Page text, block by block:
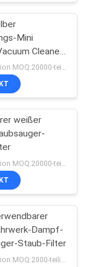
Mini
Cleaner
by Negotiation MOQ:20000-teilig/Stücke
weißer
by Negotiation MOQ:20000-teilig/Stücke
Dampf-
Staub-Filter